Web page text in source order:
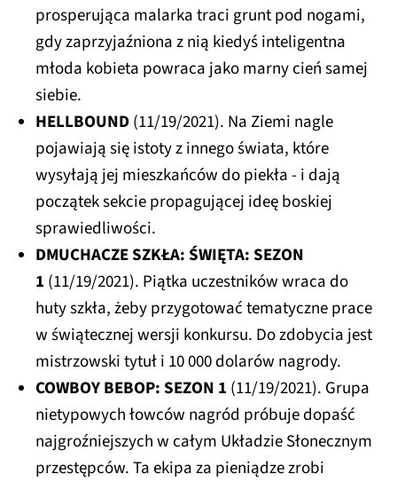
prosperująca malarka traci grunt pod nogami,
gdy zaprzyjaźniona z nią kiedyś inteligentna
młoda kobieta powraca jako marny cień samej
siebie.
HELLBOUND(11/19/2021). Na Ziemi nagle
pojawiają się istoty z innego świata, które
wysyłają jej mieszkańców do piekła - i dają
początek sekcie propagującej ideę boskiej
sprawiedliwości.
DMUCHACZE SZKŁA: ŚWIĘTA: SEZON
1 (11/19/2021). Piątka uczestników wraca do
huty szkła, żeby przygotować tematyczne prace
w świątecznej wersji konkursu. Do zdobycia jest
mistrzowski tytuł i 10 000 dolarów nagrody.
COWBOY BEBOP: SEZON 1 (11/19/2021). Grupa
nietypowych łowców nagród próbuje dopaść
najgroźniejszych w całym Układzie Słonecznym
przestępców. Ta ekipa za pieniądze zrobi